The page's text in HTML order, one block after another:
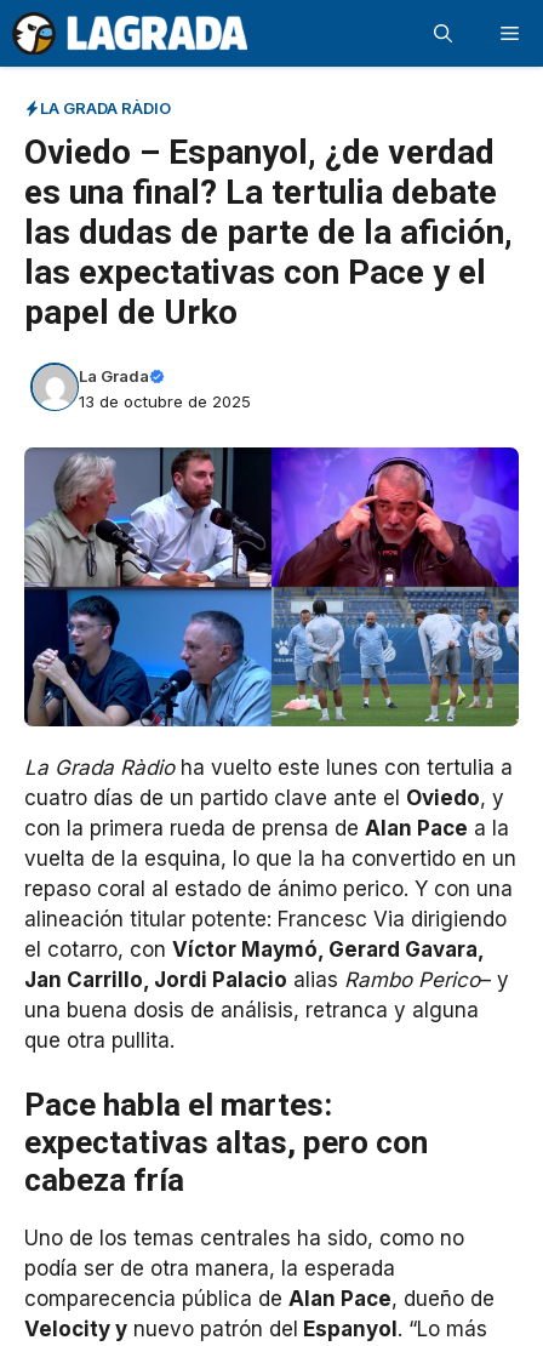
Saltar
al
contenido
LA GRADA RÀDIO
Oviedo – Espanyol, ¿de verdad
es una final? La tertulia debate
las dudas de parte de la afición,
las expectativas con Pace y el
papel de Urko
La Grada
13 de octubre de 2025
La Grada Ràdioha vuelto este lunes con tertulia a
cuatro días de un partido clave ante el Oviedo, y
con la primera rueda de prensa de Alan Pace a la
vuelta de la esquina, lo que la ha convertido en un
repaso coral al estado de ánimo perico. Y con una
alineación titular potente: Francesc Via dirigiendo
el cotarro, con Víctor Maymó, Gerard Gavara,
Jan Carrillo, Jordi Palacio alias Rambo Perico– y
una buena dosis de análisis, retranca y alguna
que otra pullita.
Pace habla el martes:
expectativas altas, pero con
cabeza fría
Uno de los temas centrales ha sido, como no
podía ser de otra manera, la esperada
comparecencia pública de Alan Pace, dueño de
Velocity y nuevo patrón del Espanyol . “Lo más